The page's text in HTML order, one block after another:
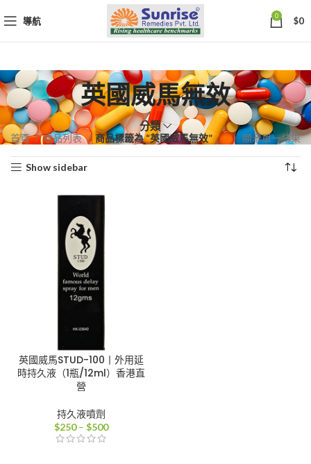
導航 0 $0
英國威馬無效
分類
首頁 商品列表 商品標籤為 “英國威馬無效” 顯示單一結果
Show sidebar
英國威馬STUD-100丨外用延
時持久液（1瓶/12ml）香港直
營
持久液噴劑
$250 – $500價